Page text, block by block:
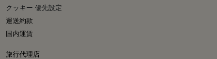
クッキー 優先設定
運送約款
国内運賃
旅行代理店